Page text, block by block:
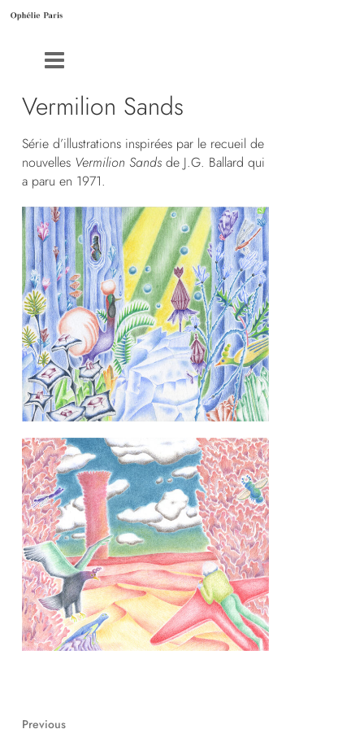
Vermilion Sands
Série d’illustrations inspirées par le recueil de
nouvelles Vermilion Sands de J.G. Ballard qui
a paru en 1971.
Previous